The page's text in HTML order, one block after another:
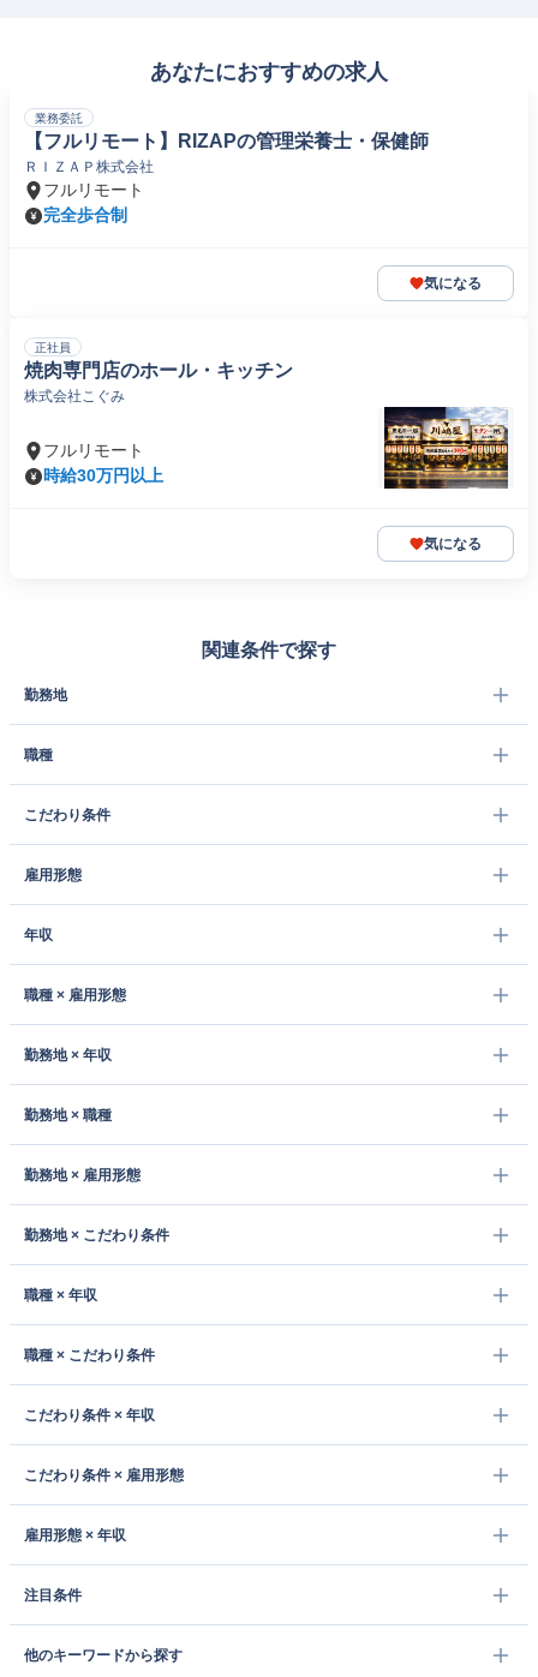
あなたにおすすめの求人
業務委託
【フルリモート】RIZAPの管理栄養士・保健師
ＲＩＺＡＰ株式会社
フルリモート
完全歩合制
気になる
正社員
焼肉専門店のホール・キッチン
株式会社こぐみ
フルリモート
時給30万円以上
気になる
関連条件で探す
勤務地
職種
こだわり条件
雇用形態
年収
職種 × 雇用形態
勤務地 × 年収
勤務地 × 職種
勤務地 × 雇用形態
勤務地 × こだわり条件
職種 × 年収
職種 × こだわり条件
こだわり条件 × 年収
こだわり条件 × 雇用形態
雇用形態 × 年収
注目条件
他のキーワードから探す